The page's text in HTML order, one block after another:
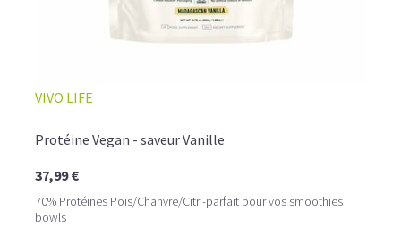
VIVO LIFE
Protéine Vegan - saveur Vanille
37,99 €
70% Protéines Pois/Chanvre/Citr -parfait pour vos smoothies
bowls